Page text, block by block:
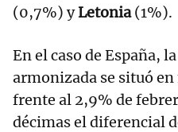
(0,7%) yLetonia(1%).
En el caso de España,
armonizada se situó
frente al 2,9% de
décimas el diferencial